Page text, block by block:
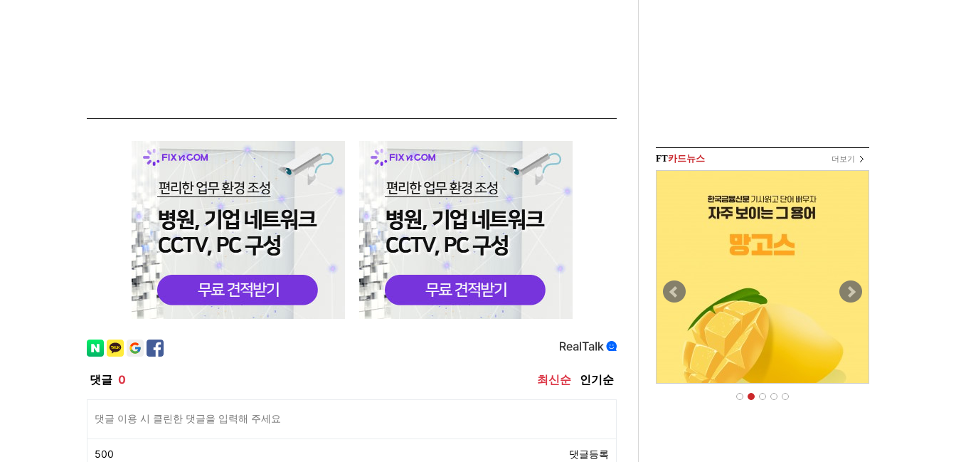
FT카드뉴스 더보기